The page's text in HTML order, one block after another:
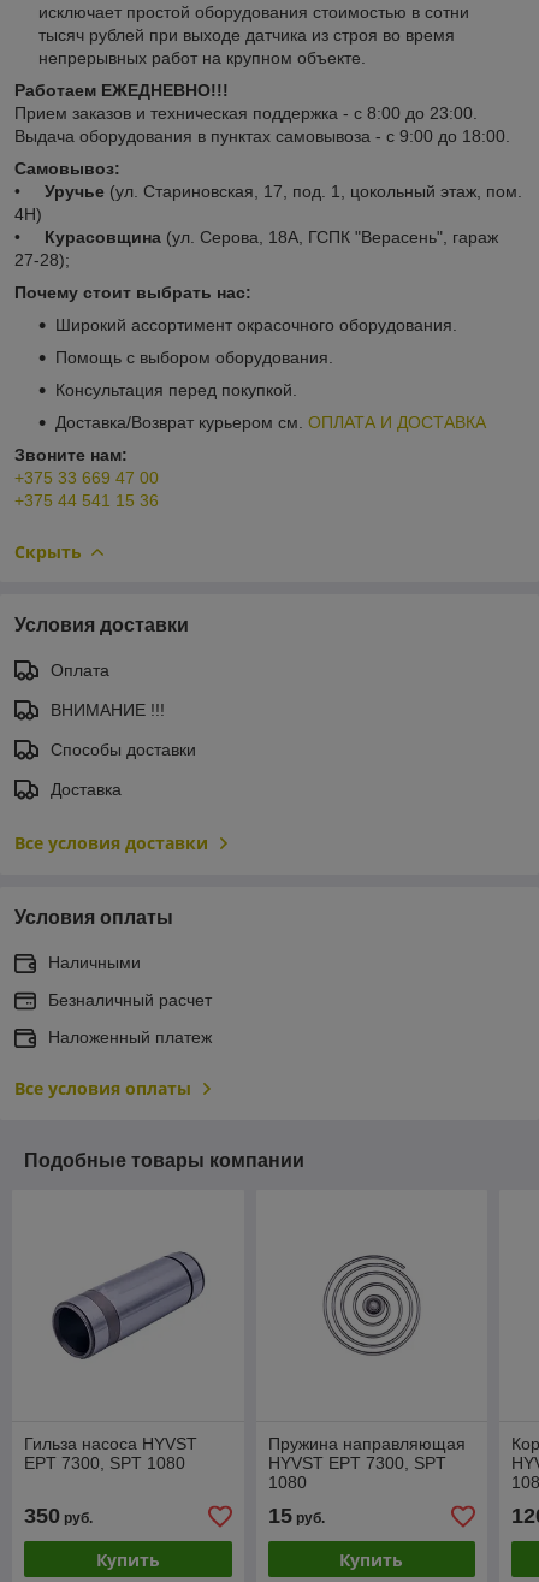
исключает простой оборудования стоимостью в сотни
тысяч рублей при выходе датчика из строя во время
непрерывных работ на крупном объекте.
Работаем ЕЖЕДНЕВНО!!!
Прием заказов и техническая поддержка - с 8:00 до 23:00.
Выдача оборудования в пунктах самовывоза - с 9:00 до 18:00.
Самовывоз:
• Уручье (ул. Стариновская, 17, под. 1, цокольный этаж, пом.
4Н)
• Курасовщина (ул. Серова, 18А, ГСПК "Верасень", гараж
27-28);
Почему стоит выбрать нас:
Широкий ассортимент окрасочного оборудования.
Помощь с выбором оборудования.
Консультация перед покупкой.
Доставка/Возврат курьером см. ОПЛАТА И ДОСТАВКА
Звоните нам:
+375 33 669 47 00
+375 44 541 15 36
Скрыть
Условия доставки
Оплата
ВНИМАНИЕ !!!
Способы доставки
Доставка
Все условия доставки
Условия оплаты
Наличными
Безналичный расчет
Наложенный платеж
Все условия оплаты
Подобные товары компании
Гильза насоса HYVST
EPT 7300, SPT 1080
350 руб.
Купить
Пружина направляющая
HYVST EPT 7300, SPT
1080
15руб.
Купить